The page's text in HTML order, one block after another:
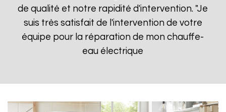
de qualité et notre rapidité d'intervention. "Je
suis très satisfait de l'intervention de votre
équipe pour la réparation de mon chauffe-
eau électrique